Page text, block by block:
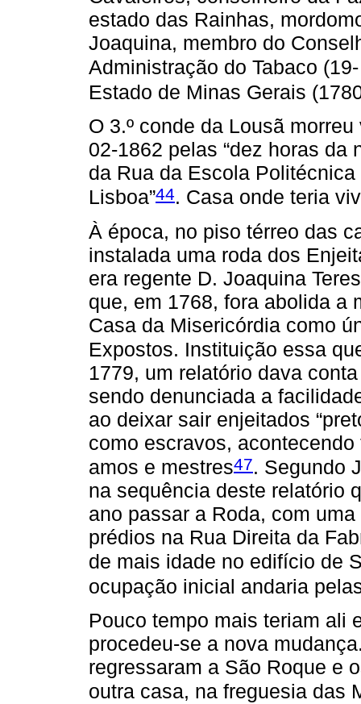
estado das Rainhas,
Joaquina, membro do
Administração do Tabaco
Estado de Minas Gerais
O 3.º conde da Lousã
02-1862 pelas “dez horas da
da Rua da Escola
Lisboa”44. Casa onde teria
À época, no piso térreo das
instalada uma roda dos
era regente D. Joaquina
que, em 1768, fora abolida a
Casa da Misericórdia como
Expostos. Instituição essa
1779, um relatório dava
sendo denunciada a
ao deixar sair enjeitados
como escravos,
amos e mestres47. Segundo
na sequência deste relatório
ano passar a Roda, com
prédios na Rua Direita da
de mais idade no edifício de
ocupação inicial andaria
Pouco tempo mais teriam ali
procedeu-se a nova
regressaram a São Roque e
outra casa, na freguesia das